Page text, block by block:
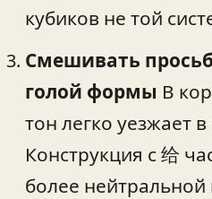
кубиков не той
Смешивать
голой формы В
тон легко уезжает в
Конструкция с 给
более